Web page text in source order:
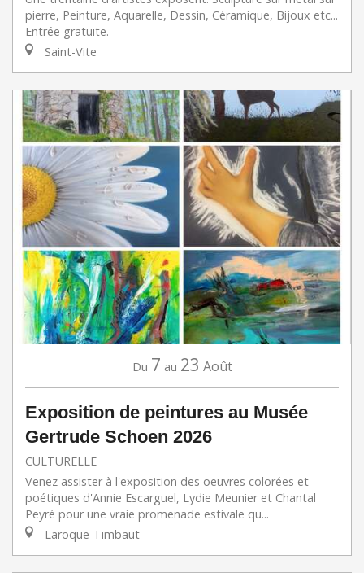
pierre, Peinture, Aquarelle, Dessin, Céramique, Bijoux etc...
Entrée gratuite.
Saint-Vite
Du 7 au 23 Août
Exposition de peintures au Musée
Gertrude Schoen 2026
CULTURELLE
Venez assister à l'exposition des oeuvres colorées et
poétiques d'Annie Escarguel, Lydie Meunier et Chantal
Peyré pour une vraie promenade estivale qu...
Laroque-Timbaut